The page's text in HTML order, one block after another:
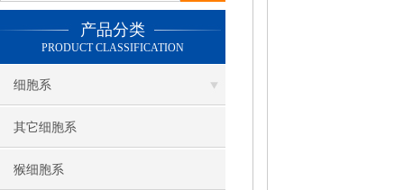
产品分类
PRODUCT CLASSIFICATION
细胞系
其它细胞系
猴细胞系